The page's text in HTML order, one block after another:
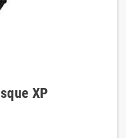
XP